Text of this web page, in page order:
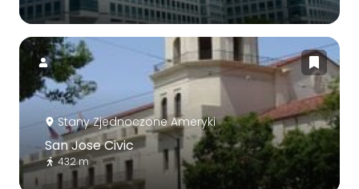
Stany Zjednoczone Ameryki
San Jose Civic
432 m